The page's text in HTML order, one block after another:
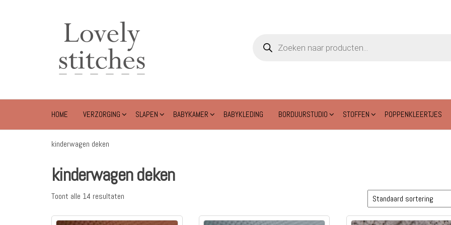
zoeken
HOME VERZORGING SLAPEN BABYKAMER BABYKLEDING BORDUURSTUDIO STOFFEN POPPENKLEERTJES
kinderwagen deken
kinderwagen deken
Toont alle 14 resultaten